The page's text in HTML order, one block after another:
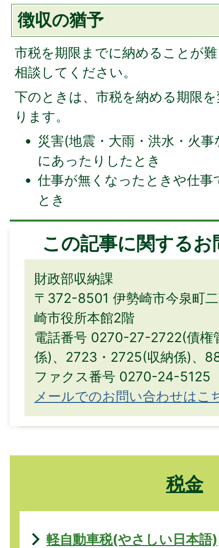
徴収の猶予
市税を期限までに納めることが
相談してください。
下のときは、市税を納める期限
ります。
災害(地震・大雨・洪水・火
にあったりしたとき
仕事が無くなったときや仕
とき
この記事に関する
財政部収納課
〒372-8501 伊勢崎市今泉町
崎市役所本館2階
電話番号 0270-27-2722(債権
係)、2723・2725(収納係)、
ファクス番号 0270-24-5125
メールでのお問い合わせはこ
税金
軽自動車税(やさしい日本語)